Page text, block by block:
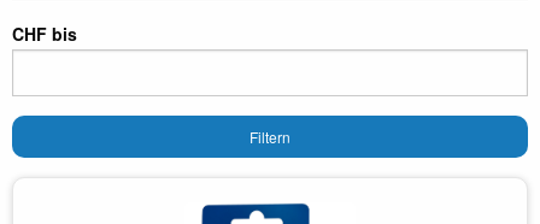
CHF bis
Filtern